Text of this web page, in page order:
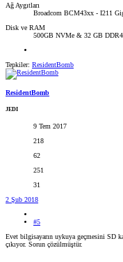
Ağ Aygıtları
Broadcom BCM43xx - I211
Disk ve RAM
500GB NVMe & 32 GB DDR4
Tepkiler: ResidentBomb
ResidentBomb
JEDI
9 Tem 2017
218
62
251
31
2 Şub 2018
#5
Evet bilgisayarın uykuya geçmesini SD
çıkıyor. Sorun çözülmüştür.